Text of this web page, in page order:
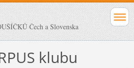
Čech a Slovenska
klubu